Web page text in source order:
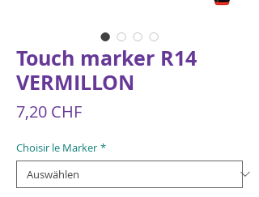
Touch marker R14
VERMILLON
7,20 CHFPreis
Choisir le Marker *